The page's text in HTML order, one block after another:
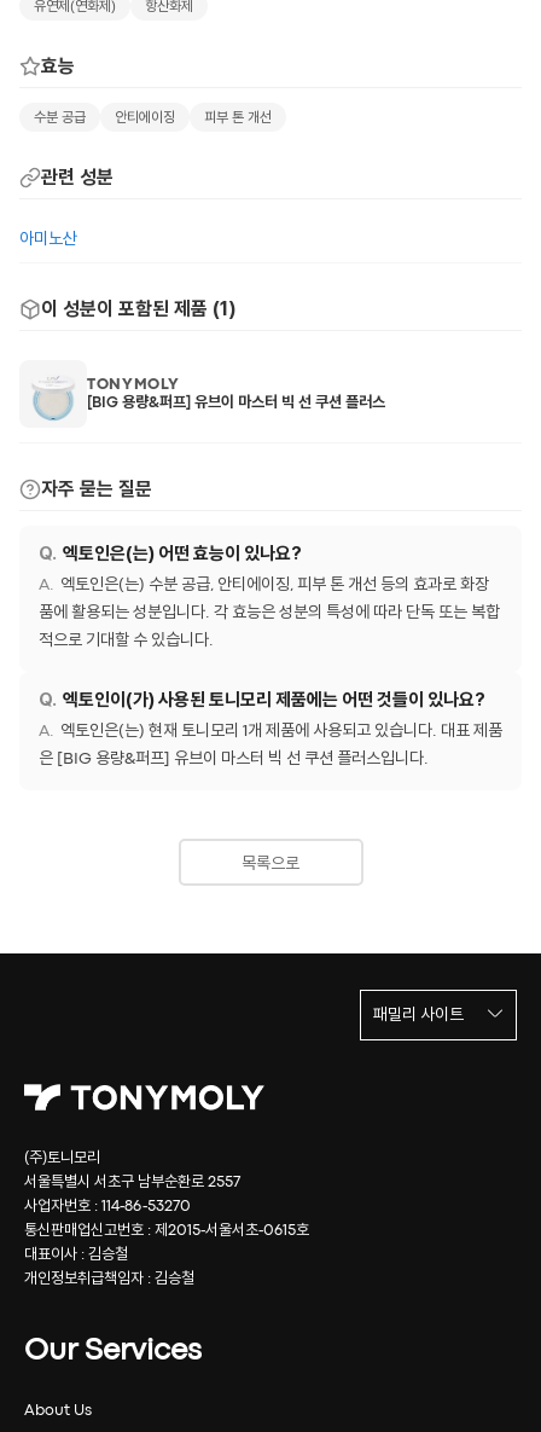
유연제(연화제) 항산화제
효능
수분 공급 안티에이징 피부 톤 개선
관련 성분
아미노산
이 성분이 포함된 제품 (1)
TONYMOLY
[BIG 용량&퍼프] 유브이 마스터 빅 선 쿠션 플러스
자주 묻는 질문
엑토인은(는) 어떤 효능이 있나요?
엑토인은(는) 수분 공급, 안티에이징, 피부 톤 개선 등의 효과로 화장
품에 활용되는 성분입니다. 각 효능은 성분의 특성에 따라 단독 또는 복합
적으로 기대할 수 있습니다.
엑토인이(가) 사용된 토니모리 제품에는 어떤 것들이 있나요?
엑토인은(는) 현재 토니모리 1개 제품에 사용되고 있습니다. 대표 제품
은 [BIG 용량&퍼프] 유브이 마스터 빅 선 쿠션 플러스입니다.
목록으로
(주)토니모리
서울특별시 서초구 남부순환로 2557
사업자번호 : 114-86-53270
통신판매업신고번호 : 제2015-서울서초-0615호
대표이사 : 김승철
개인정보취급책임자 : 김승철
Our Services
About Us
패밀리 사이트